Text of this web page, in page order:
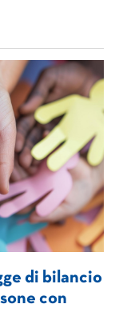
di bilancio
con